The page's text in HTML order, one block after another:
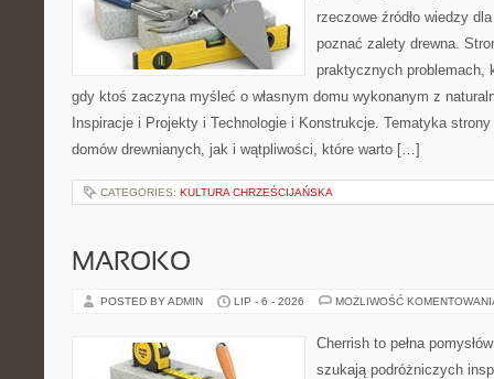
rzeczowe źródło wiedzy
poznać zalety drewna.
praktycznych problemach,
gdy ktoś zaczyna myśleć o własnym domu wykonanym z
Inspiracje i Projekty i Technologie i Konstrukcje. Tematyka
domów drewnianych, jak i wątpliwości, które warto […]
CATEGORIES: KULTURA CHRZEŚCIJAŃSKA
MAROKO
POSTED BY ADMIN LIP - 6 - 2026 MOŻLIWOŚĆ
Cherrish to pełna
szukają podróżniczych